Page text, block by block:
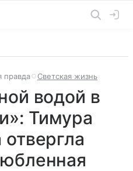
правда Светская жизнь
водой в
Тимура